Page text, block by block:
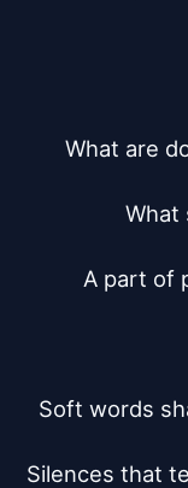
What are
What
A part of
Soft words
Silences that